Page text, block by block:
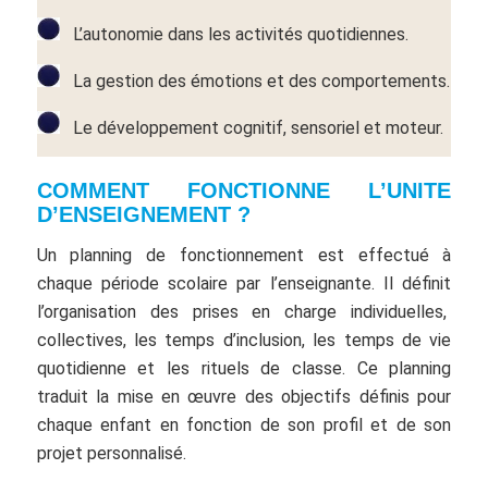
L’autonomie dans les activités quotidiennes.
La gestion des émotions et des comportements.
Le développement cognitif, sensoriel et moteur.
COMMENT FONCTIONNE L’UNITE
D’ENSEIGNEMENT ?
Un planning de fonctionnement est effectué à
chaque période scolaire par l’enseignante. Il définit
l’organisation des prises en charge individuelles,
collectives, les temps d’inclusion, les temps de vie
quotidienne et les rituels de classe. Ce planning
traduit la mise en œuvre des objectifs définis pour
chaque enfant en fonction de son profil et de son
projet personnalisé.